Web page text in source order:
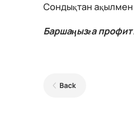
Сондықтан ақылмен
Баршаңызға
Back